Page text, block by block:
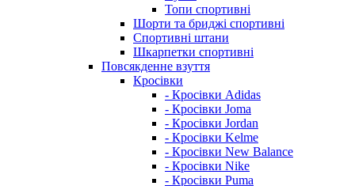
Топи спортивні
Шорти та бриджі спортивні
Спортивні штани
Шкарпетки спортивні
Повсякденне взуття
Кросівки
- Кросівки Adidas
- Кросівки Joma
- Кросівки Jordan
- Кросівки Kelme
- Кросівки New Balance
- Кросівки Nike
- Кросівки Puma